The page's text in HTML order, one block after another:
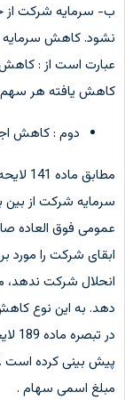
ب- سرمایه شرکت از
نشود. کاهش سرمایه
عبارت است از :
کاهش یافته هر
دوم : کاهش
سرمایه شرکت از
عمومی فوق العاده
ابقای شرکت را مورد
انحلال شرکت ندهد،
دهد. به این نوع
در
پیش بینی کرده
مبلغ اسمی سهام .